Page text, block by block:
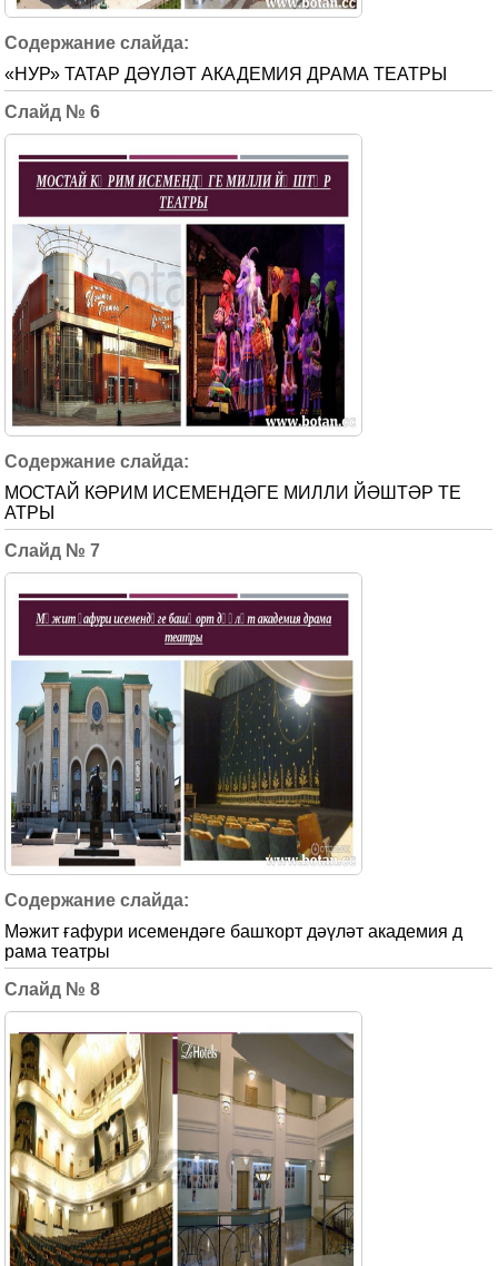
«НУР» ТАТАР ДӘҮЛӘТ АКАДЕМИЯ ДРАМА ТЕАТРЫ
6
МОСТАЙ КӘРИМ ИСЕМЕНДӘГЕ МИЛЛИ ЙӘШТӘР ТЕ
АТРЫ
7
Мәжит ғафури исемендәге башҡорт дәүләт академия д
рама театры
8